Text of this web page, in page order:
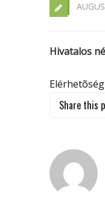
Hivatalos
Share this